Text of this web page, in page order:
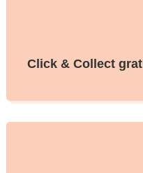
Click & Collect